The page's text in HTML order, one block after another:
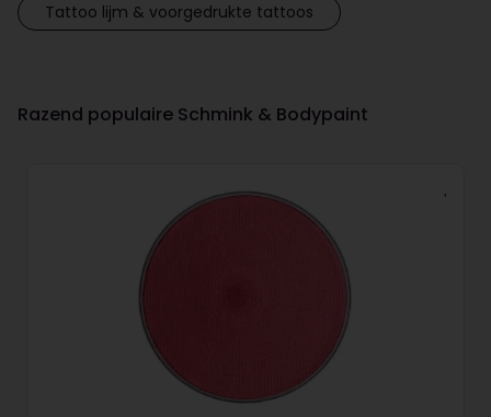
Tattoo lijm & voorgedrukte tattoos
Razend populaire Schmink & Bodypaint